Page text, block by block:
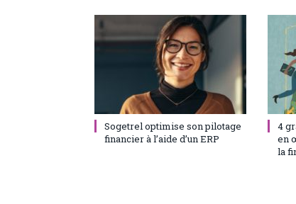
23 juin 2021
Sogetrel optimise son pilotage
financier à l’aide d’un ERP
23
4
en
la